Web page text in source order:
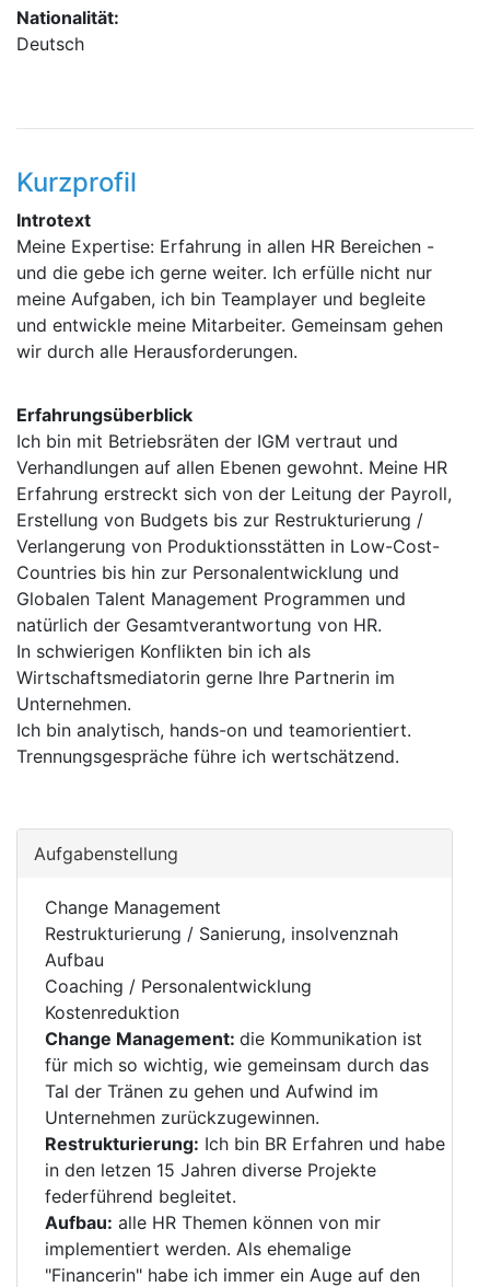
Nationalität:
Deutsch
Kurzprofil
Introtext
Meine Expertise: Erfahrung in allen HR Bereichen -
und die gebe ich gerne weiter. Ich erfülle nicht nur
meine Aufgaben, ich bin Teamplayer und begleite
und entwickle meine Mitarbeiter. Gemeinsam gehen
wir durch alle Herausforderungen.
Erfahrungsüberblick
Ich bin mit Betriebsräten der IGM vertraut und
Verhandlungen auf allen Ebenen gewohnt. Meine HR
Erfahrung erstreckt sich von der Leitung der Payroll,
Erstellung von Budgets bis zur Restrukturierung /
Verlangerung von Produktionsstätten in Low-Cost-
Countries bis hin zur Personalentwicklung und
Globalen Talent Management Programmen und
natürlich der Gesamtverantwortung von HR.
In schwierigen Konflikten bin ich als
Wirtschaftsmediatorin gerne Ihre Partnerin im
Unternehmen.
Ich bin analytisch, hands-on und teamorientiert.
Trennungsgespräche führe ich wertschätzend.
Aufgabenstellung
Change Management
Restrukturierung / Sanierung, insolvenznah
Aufbau
Coaching / Personalentwicklung
Kostenreduktion
Change Management: die Kommunikation ist
für mich so wichtig, wie gemeinsam durch das
Tal der Tränen zu gehen und Aufwind im
Unternehmen zurückzugewinnen.
Restrukturierung: Ich bin BR Erfahren und habe
in den letzen 15 Jahren diverse Projekte
federführend begleitet.
Aufbau: alle HR Themen können von mir
implementiert werden. Als ehemalige
"Financerin" habe ich immer ein Auge auf den